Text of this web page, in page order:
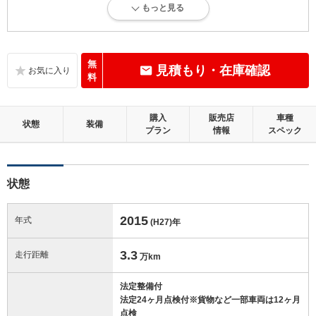
内外装に目立たない軽微なキズ、ヘコミが少し認められますが、良好な
標準的に使用されていて、多少のコゲ、スレ、キズがあります。
外装：
キズ、ヘコミなどが少なく、あっても目立たない、良好な状態です。
もっと見る
無
料
見積もり・在庫確認
状態 装備
購入
プラン
販売店
情報
車種
スペック
状態
年式 2015 (H27)年
走行距離 3.3 万km
法定整備付
法定24ヶ月点検付※貨物など一部車両は12ヶ月
点検